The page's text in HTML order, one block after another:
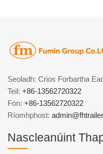
Seoladh: Crios Forbartha
Teil: +86-13562720322
Fón: +86-13562720322
Ríomhphost:
Nascleanúint